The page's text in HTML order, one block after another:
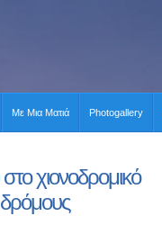
Με Μια Ματιά Photogallery
χιονοδρομικό
δρόμους